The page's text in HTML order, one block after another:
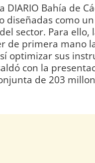
DIARIO Bahía de
diseñadas como
sector. Para
de primera mano
optimizar sus
con la
de 203